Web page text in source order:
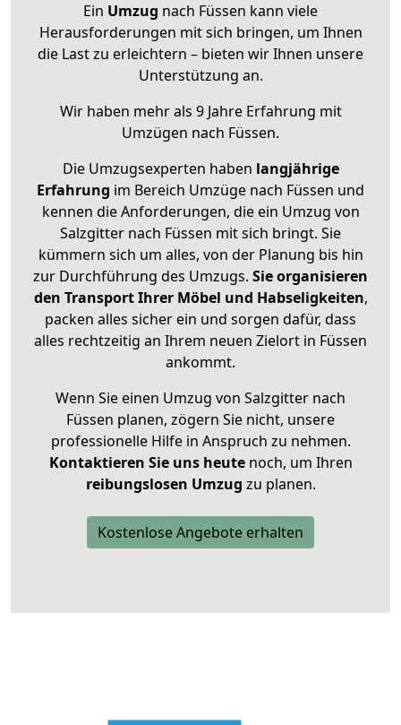
Ein Umzug nach Füssen kann viele
Herausforderungen mit sich bringen, um Ihnen
die Last zu erleichtern – bieten wir Ihnen unsere
Unterstützung an.
Wir haben mehr als 9 Jahre Erfahrung mit
Umzügen nach Füssen.
Die Umzugsexperten haben langjährige
Erfahrung im Bereich Umzüge nach Füssen und
kennen die Anforderungen, die ein Umzug von
Salzgitter nach Füssen mit sich bringt. Sie
kümmern sich um alles, von der Planung bis hin
zur Durchführung des Umzugs. Sie organisieren
den Transport Ihrer Möbel und Habseligkeiten,
packen alles sicher ein und sorgen dafür, dass
alles rechtzeitig an Ihrem neuen Zielort in Füssen
ankommt.
Wenn Sie einen Umzug von Salzgitter nach
Füssen planen, zögern Sie nicht, unsere
professionelle Hilfe in Anspruch zu nehmen.
Kontaktieren Sie uns heutenoch, um Ihren
reibungslosen Umzug zu planen.
Kostenlose Angebote erhalten